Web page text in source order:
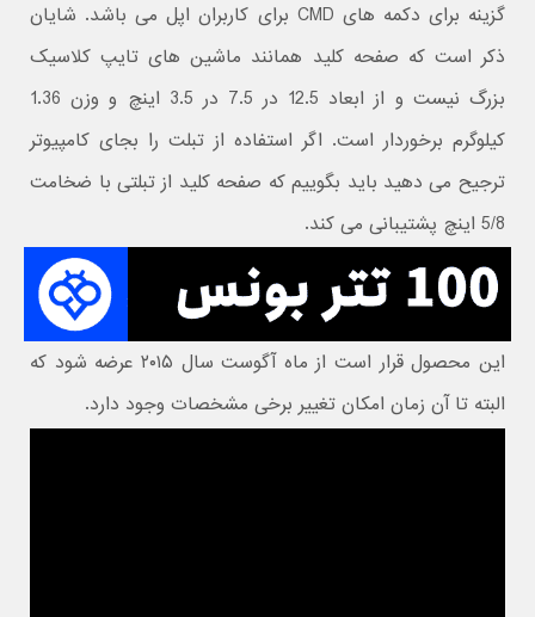
گزینه برای دکمه های CMD برای کاربران اپل می باشد. شایان
ذکر است که صفحه کلید همانند ماشین های تایپ کلاسیک
بزرگ نیست و از ابعاد 12.5 در 7.5 در 3.5 اینچ و وزن 1.36
کیلوگرم برخوردار است. اگر استفاده از تبلت را بجای کامپیوتر
ترجیح می دهید باید بگوییم که صفحه کلید از تبلتی با ضخامت
5/8 اینچ پشتیبانی می کند.
این محصول قرار است از ماه آگوست سال ۲۰۱۵ عرضه شود که
البته تا آن زمان امکان تغییر برخی مشخصات وجود دارد.